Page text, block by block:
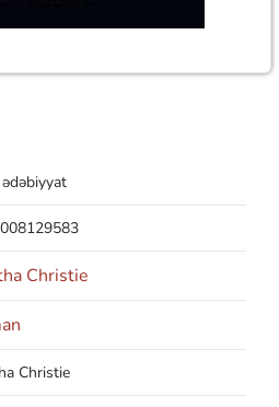
Christie
Christie